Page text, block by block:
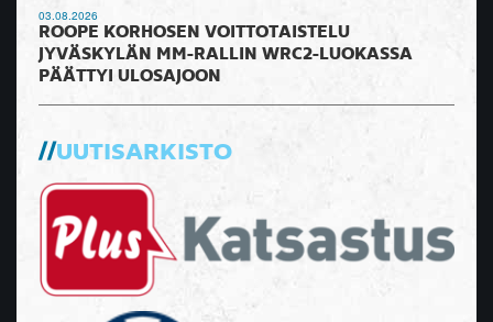
03.08.2026
ROOPE KORHOSEN VOITTOTAISTELU
JYVÄSKYLÄN MM-RALLIN WRC2-LUOKASSA
PÄÄTTYI ULOSAJOON
UUTISARKISTO